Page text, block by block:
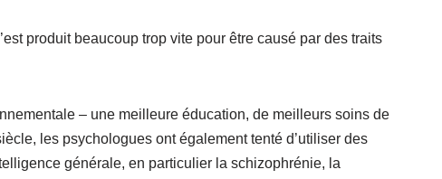
produit beaucoup trop vite pour être causé par des traits
– une meilleure éducation, de meilleurs soins de
les psychologues ont également tenté d’utiliser des
générale, en particulier la schizophrénie, la